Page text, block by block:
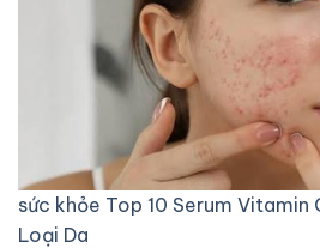
sức khỏe Top 10 Serum Vitamin
Loại Da